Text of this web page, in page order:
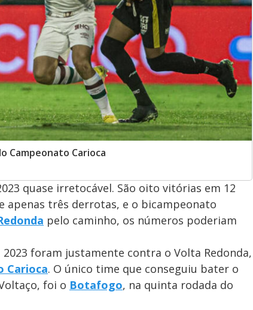
Campeonato Carioca
quase irretocável. São oito vitórias em 12
apenas três derrotas, e o bicampeonato
pelo caminho, os números poderiam
foram justamente contra o Volta Redonda,
Carioca. O único time que conseguiu bater o
foi o Botafogo, na quinta rodada do